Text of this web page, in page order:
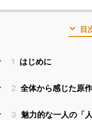
目
1 はじめに
2 全体から感じた原
3 魅力的な一人の「